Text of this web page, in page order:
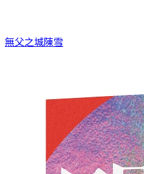
無父之城陳雪